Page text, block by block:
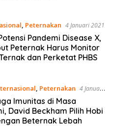
, Peternakan 4 Januari 2021
Pandemi Disease X,
Peternak Harus Monitor
dan Perketat PHBS
, Peternakan 4 Januari
Imunitas di Masa
David Beckham Pilih Hobi
Beternak Lebah